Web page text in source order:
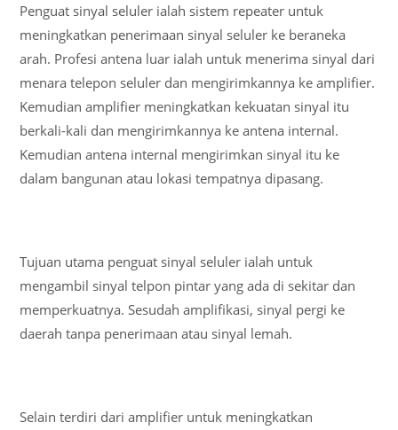
Penguat sinyal seluler ialah sistem repeater untuk
meningkatkan penerimaan sinyal seluler ke beraneka
arah. Profesi antena luar ialah untuk menerima sinyal dari
menara telepon seluler dan mengirimkannya ke amplifier.
Kemudian amplifier meningkatkan kekuatan sinyal itu
berkali-kali dan mengirimkannya ke antena internal.
Kemudian antena internal mengirimkan sinyal itu ke
dalam bangunan atau lokasi tempatnya dipasang.
Tujuan utama penguat sinyal seluler ialah untuk
mengambil sinyal telpon pintar yang ada di sekitar dan
memperkuatnya. Sesudah amplifikasi, sinyal pergi ke
daerah tanpa penerimaan atau sinyal lemah.
Selain terdiri dari amplifier untuk meningkatkan